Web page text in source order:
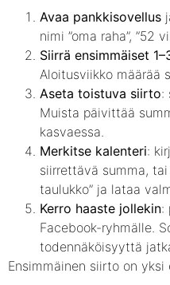
Avaa pankkisovellus
nimi ”oma raha”, ”52
Siirrä ensimmäiset
Aloitusviikko määrää
Aseta toistuva siirto:
Muista päivittää
kasvaessa.
Merkitse kalenteri:
siirrettävä summa,
taulukko” ja lataa
Kerro haaste jollekin:
Facebook-ryhmälle.
todennäköisyyttä
Ensimmäinen siirto on yksi